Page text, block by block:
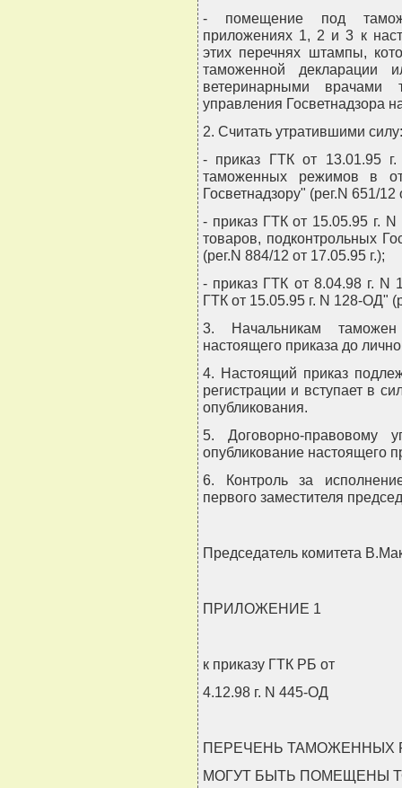
- помещение под
приложениях 1, 2 и 3 к
этих перечнях штампы,
таможенной декларации
ветеринарными врачами
управления Госветнадзора
2. Считать утратившими силу:
- приказ ГТК от 13.01.95
таможенных режимов в
Госветнадзору" (рег.N 651/12
- приказ ГТК от 15.05.95 г.
товаров, подконтрольных
(рег.N 884/12 от 17.05.95 г.);
- приказ ГТК от 8.04.98 г.
ГТК от 15.05.95 г. N 128-ОД"
3. Начальникам таможен
настоящего приказа до
4. Настоящий приказ
регистрации и вступает в
опубликования.
5. Договорно-правовому
опубликование настоящего
6. Контроль за
первого заместителя
Председатель комитета
ПРИЛОЖЕНИЕ 1
к приказу ГТК РБ от
4.12.98 г. N 445-ОД
ПЕРЕЧЕНЬ ТАМОЖЕННЫХ
МОГУТ БЫТЬ ПОМЕЩЕНЫ